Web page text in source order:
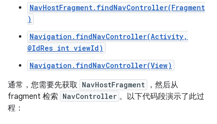
NavHostFragment.findNavController(Fragment
)
Navigation.findNavController(Activity,
@IdRes int viewId)
Navigation.findNavController(View)
通常，您需要先获取 NavHostFragment
，然后从
fragment 检索 NavController 。以下代码段演示了此过
程：